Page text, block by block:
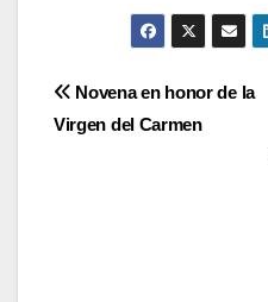
Navegación
de
Novena en honor de la
Virgen del Carmen